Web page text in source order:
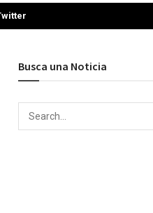
Busca una Noticia